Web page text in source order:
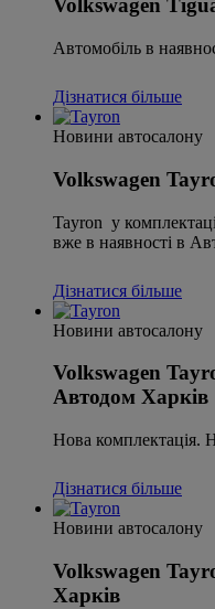
Volkswagen
Автомобіль в
Дізнатися більше
Новини автосалону
Volkswagen
Tayron у
вже в наявності в
Дізнатися більше
Новини автосалону
Volkswagen
Автодом Харків
Нова комплектація.
Дізнатися більше
Новини автосалону
Volkswagen
Харків